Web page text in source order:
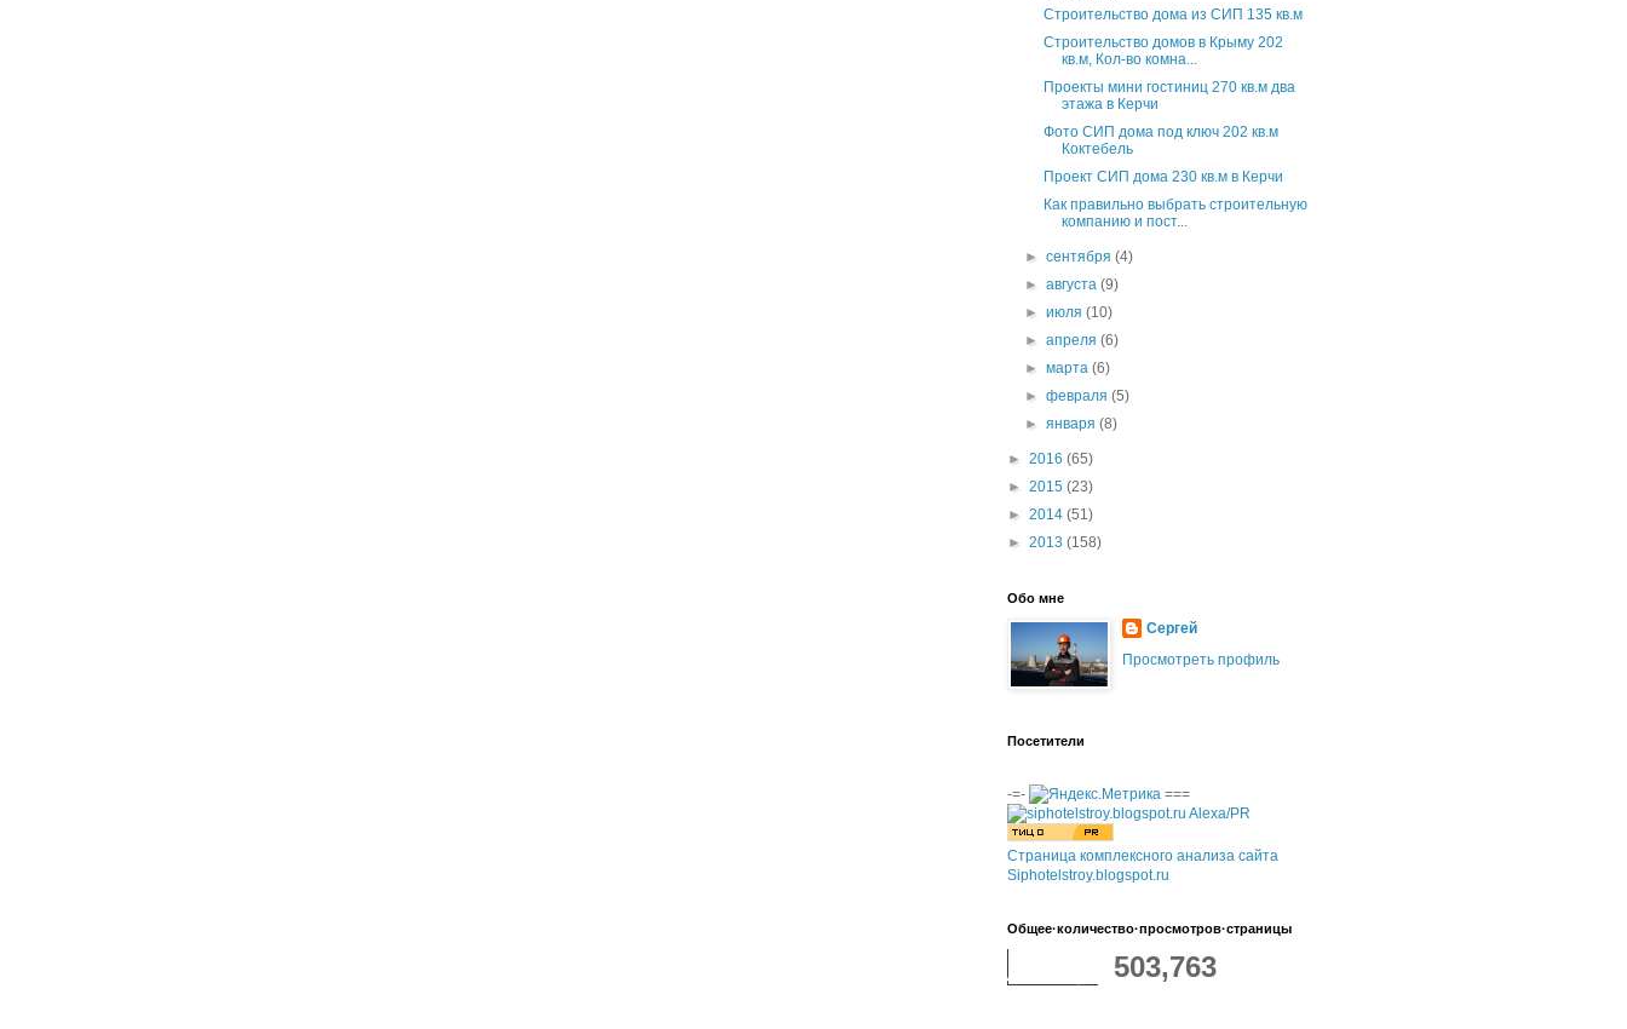
Строительство дома из СИП 135 кв.м
Строительство домов в Крыму 202
кв.м, Кол-во комна...
Проекты мини гостиниц 270 кв.м два
этажа в Керчи
Фото СИП дома под ключ 202 кв.м
Коктебель
Проект СИП дома 230 кв.м в Керчи
Как правильно выбрать строительную
компанию и пост...
►сентября(4)
►августа(9)
►июля(10)
►апреля(6)
►марта(6)
►февраля(5)
►января(8)
► 2016 (65)
► 2015 (23)
► 2014 (51)
► 2013 (158)
Обо мне
Сергей
Просмотреть профиль
Посетители
-=- ===
Страница комплексного анализа сайта
Siphotelstroy.blogspot.ru
Общее·количество·просмотров·страницы
503,763